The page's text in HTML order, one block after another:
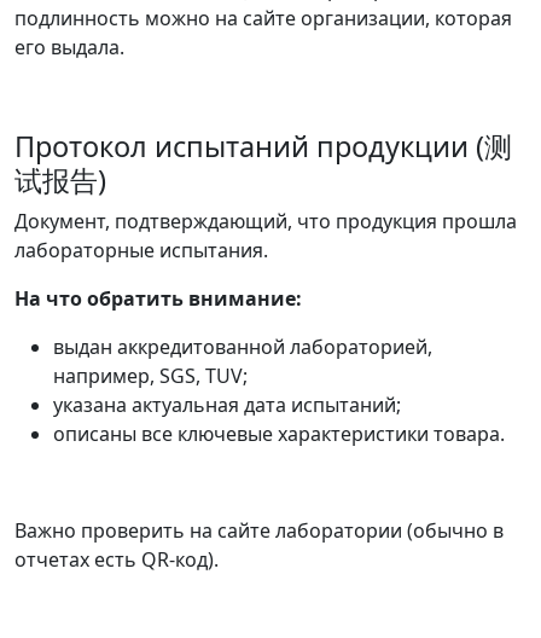
подлинность можно на сайте организации, которая
его выдала.
Протокол испытаний продукции (测
试报告)
Документ, подтверждающий, что продукция прошла
лабораторные испытания.
На что обратить внимание:
выдан аккредитованной лабораторией,
например, SGS, TUV;
указана актуальная дата испытаний;
описаны все ключевые характеристики товара.
Важно проверить на сайте лаборатории (обычно в
отчетах есть QR-код).